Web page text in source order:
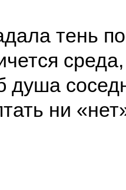
тень
среда,
душа
ни